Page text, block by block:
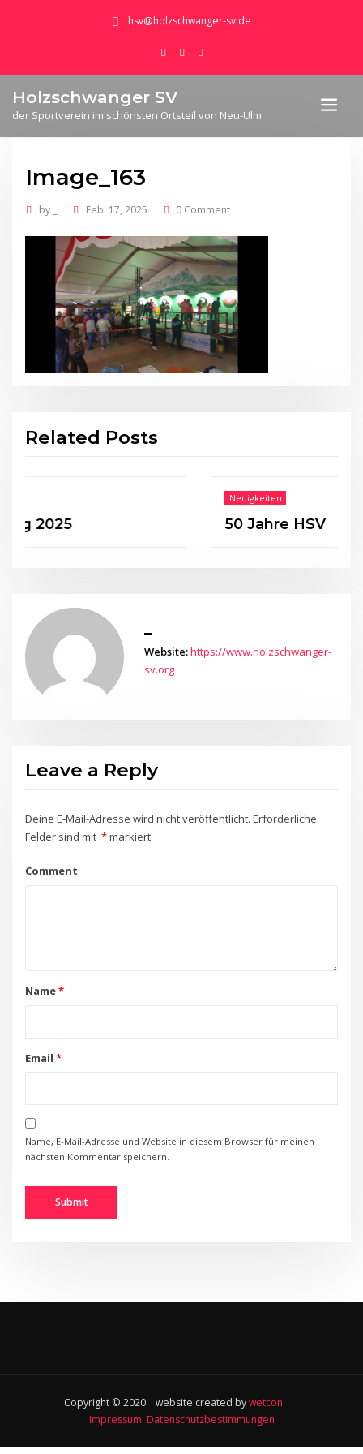
hsv@holzschwanger-sv.de
Holzschwanger SV
der Sportverein im schönsten Ortsteil von Neu-Ulm
Image_163
by Feb. 17, 2025 0 Comment
Related Posts
50 Jahre HSV
_
Website:https://www.holzschwanger-
sv.org
Leave a Reply
Deine E-Mail-Adresse wird nicht veröffentlicht. Erforderliche
Felder sind mit *markiert
Comment
Name*
Email *
Name, E-Mail-Adresse und Website in diesem Browser für meinen
nächsten Kommentar speichern.
Copyright © 2020 website created bywetcon
Impressum Datenschutzbestimmungen